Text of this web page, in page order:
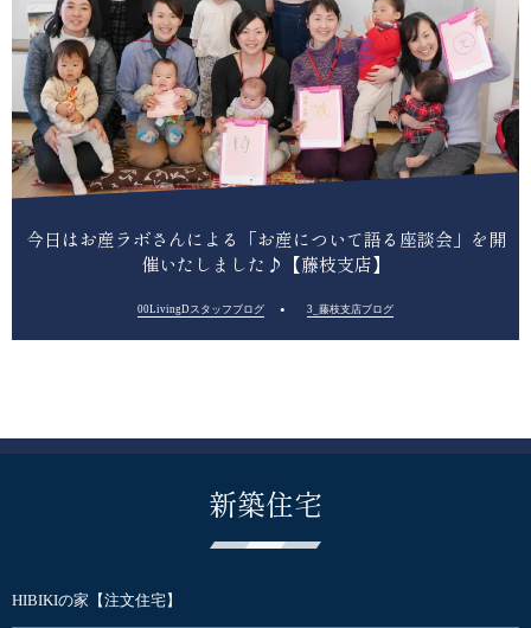
今日はお産ラボさんによる「お産について語る座談会」を開
催いたしました♪【藤枝支店】
00LivingDスタッフブログ 3_藤枝支店ブログ
新築住宅
HIBIKIの家【注文住宅】